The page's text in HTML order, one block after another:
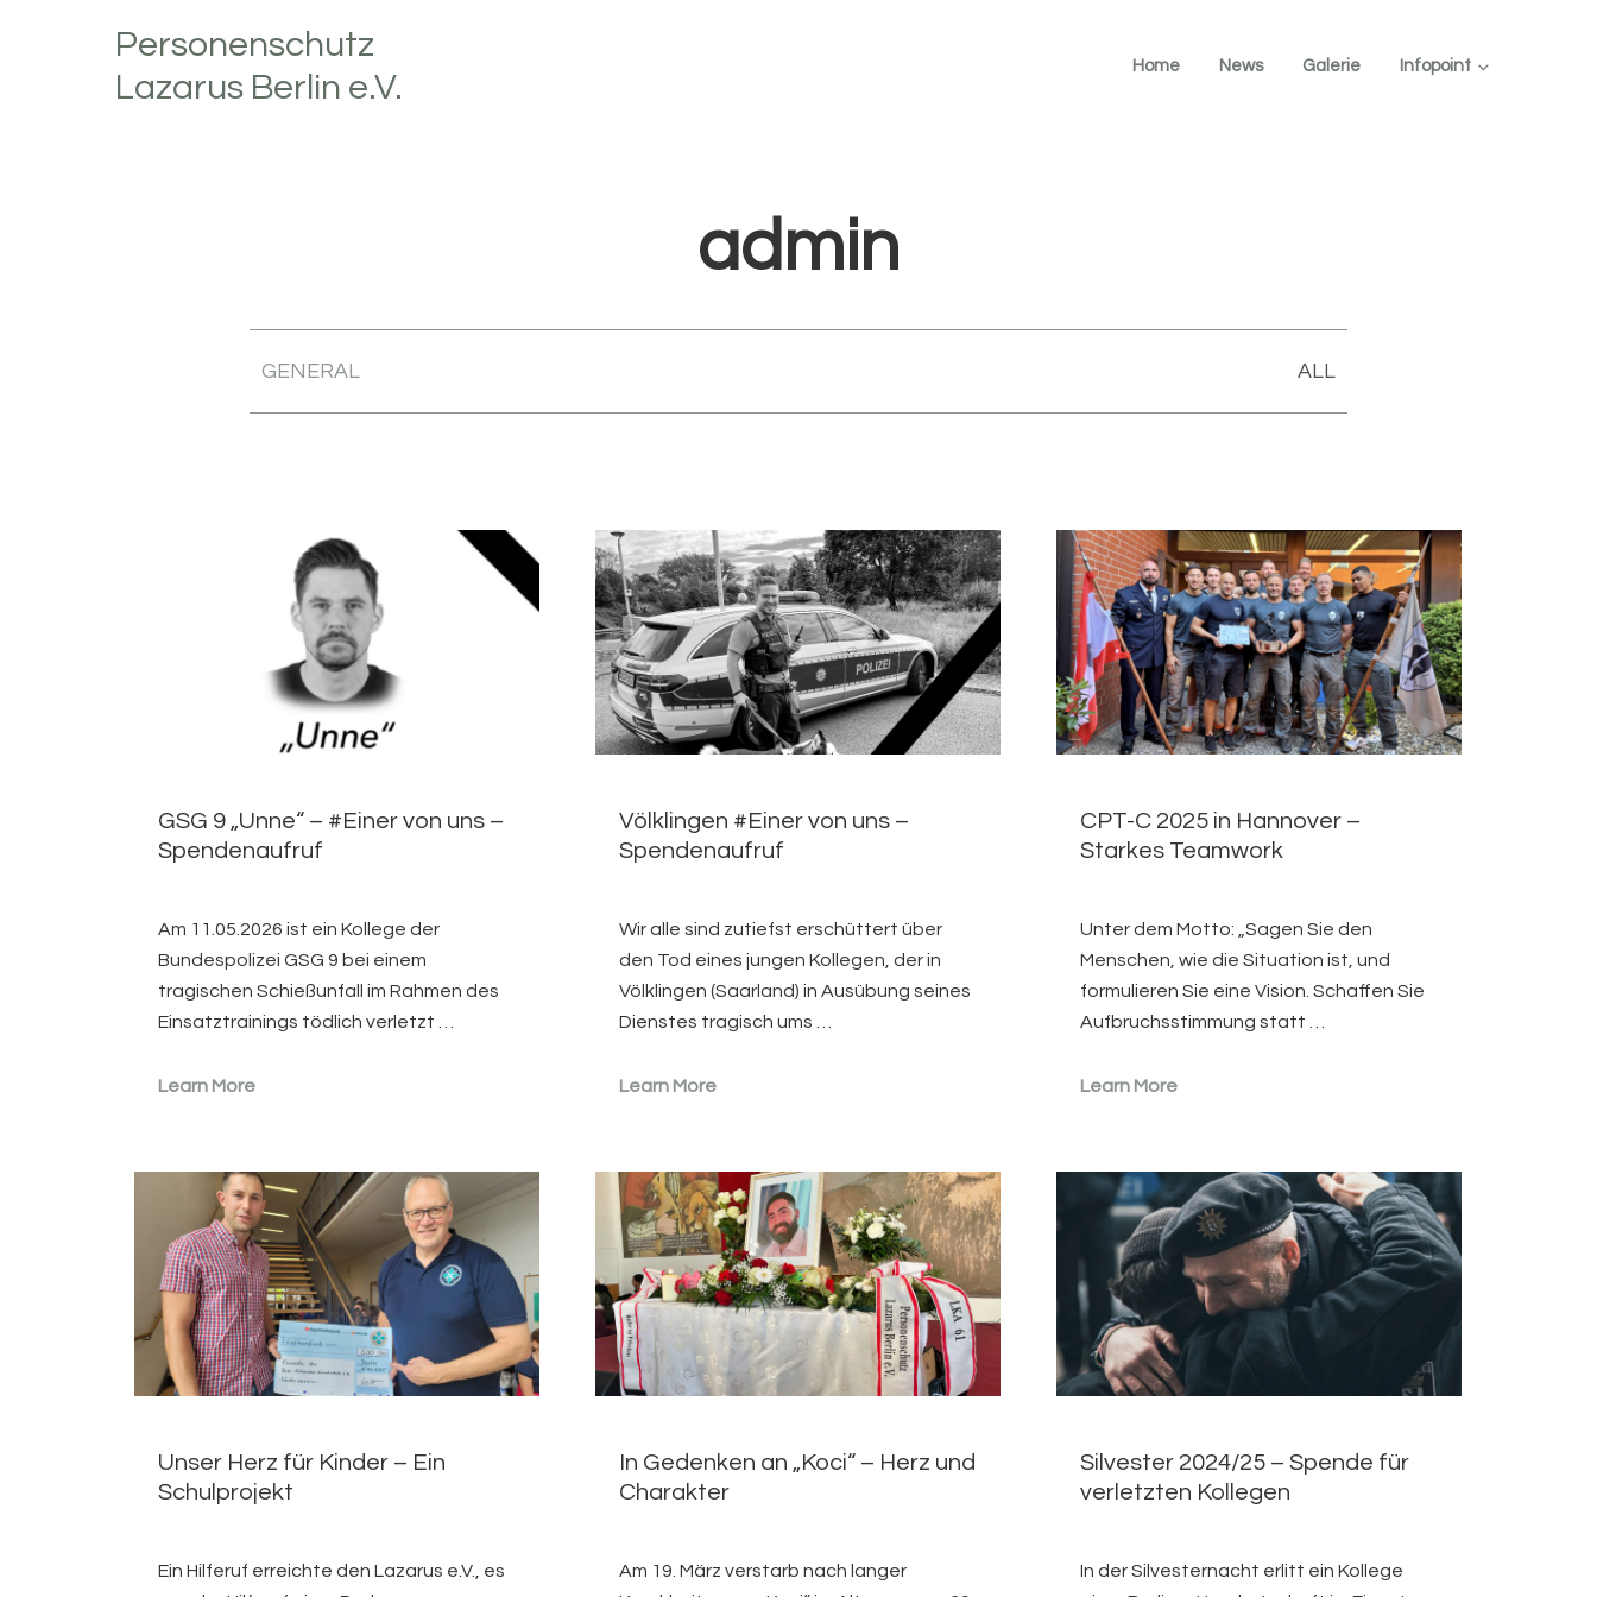
HauptnavigationPersonenschutz
Lazarus Berlin e.V.
Home News Galerie Infopoint
admin
GENERAL ALL
GSG 9 „Unne“ – #Einer von uns –
Spendenaufruf
Am 11.05.2026 ist ein Kollege der
Bundespolizei GSG 9 bei einem
tragischen Schießunfall im Rahmen des
Einsatztrainings tödlich verletzt …
Learn More
Völklingen #Einer von uns –
Spendenaufruf
Wir alle sind zutiefst erschüttert über
den Tod eines jungen Kollegen, der in
Völklingen (Saarland) in Ausübung seines
Dienstes tragisch ums …
Learn More
CPT-C 2025 in Hannover –
Starkes Teamwork
Unter dem Motto: „Sagen Sie den
Menschen, wie die Situation ist, und
formulieren Sie eine Vision. Schaffen Sie
Aufbruchsstimmung statt …
Learn More
Unser Herz für Kinder – Ein
Schulprojekt
Ein Hilferuf erreichte den Lazarus e.V., es
In Gedenken an „Koci“ – Herz und
Charakter
Am 19. März verstarb nach langer
Silvester 2024/25 – Spende für
verletzten Kollegen
In der Silvesternacht erlitt ein Kollege